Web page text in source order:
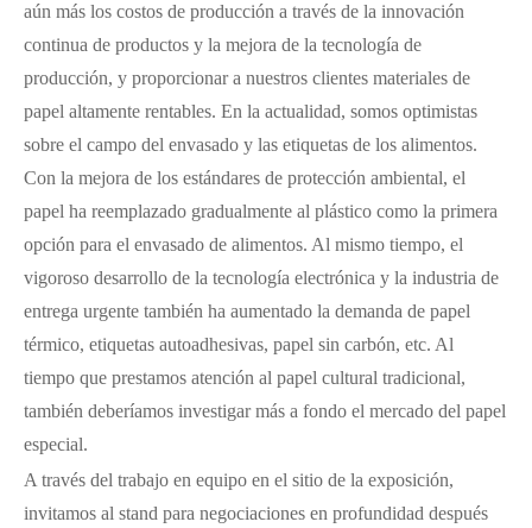
aún más los costos de producción a través de la innovación
continua de productos y la mejora de la tecnología de
producción, y proporcionar a nuestros clientes materiales de
papel altamente rentables. En la actualidad, somos optimistas
sobre el campo del envasado y las etiquetas de los alimentos.
Con la mejora de los estándares de protección ambiental, el
papel ha reemplazado gradualmente al plástico como la primera
opción para el envasado de alimentos. Al mismo tiempo, el
vigoroso desarrollo de la tecnología electrónica y la industria de
entrega urgente también ha aumentado la demanda de papel
térmico, etiquetas autoadhesivas, papel sin carbón, etc. Al
tiempo que prestamos atención al papel cultural tradicional,
también deberíamos investigar más a fondo el mercado del papel
especial.
A través del trabajo en equipo en el sitio de la exposición,
invitamos al stand para negociaciones en profundidad después